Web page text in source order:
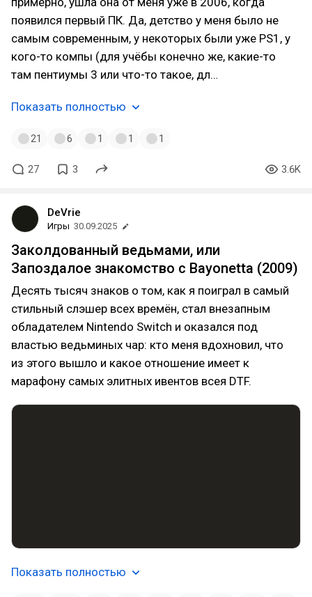
появился первый ПК. Да, детство у меня было не
самым современным, у некоторых были уже PS1, у
кого-то компы (для учёбы конечно же, какие-то
там пентиумы 3 или что-то такое, дл…
Показать полностью
21 6 1 1 1
27 3 3.6K
DeVrie
Игры 30.09.2025
Заколдованный ведьмами, или
Запоздалое знакомство с Bayonetta (2009)
Десять тысяч знаков о том, как я поиграл в самый
стильный слэшер всех времён, стал внезапным
обладателем Nintendo Switch и оказался под
властью ведьминых чар: кто меня вдохновил, что
из этого вышло и какое отношение имеет к
марафону самых элитных ивентов всея DTF.
Показать полностью